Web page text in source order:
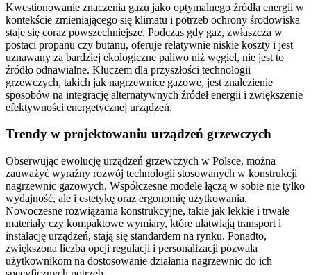
Kwestionowanie znaczenia gazu jako optymalnego źródła energii w
kontekście zmieniającego się klimatu i potrzeb ochrony środowiska
staje się coraz powszechniejsze. Podczas gdy gaz, zwłaszcza w
postaci propanu czy butanu, oferuje relatywnie niskie koszty i jest
uznawany za bardziej ekologiczne paliwo niż węgiel, nie jest to
źródło odnawialne. Kluczem dla przyszłości technologii
grzewczych, takich jak nagrzewnice gazowe, jest znalezienie
sposobów na integrację alternatywnych źródeł energii i zwiększenie
efektywności energetycznej urządzeń.
Trendy w projektowaniu urządzeń grzewczych
Obserwując ewolucję urządzeń grzewczych w Polsce, można
zauważyć wyraźny rozwój technologii stosowanych w konstrukcji
nagrzewnic gazowych. Współczesne modele łączą w sobie nie tylko
wydajność, ale i estetykę oraz ergonomię użytkowania.
Nowoczesne rozwiązania konstrukcyjne, takie jak lekkie i trwałe
materiały czy kompaktowe wymiary, które ułatwiają transport i
instalację urządzeń, stają się standardem na rynku. Ponadto,
zwiększona liczba opcji regulacji i personalizacji pozwala
użytkownikom na dostosowanie działania nagrzewnic do ich